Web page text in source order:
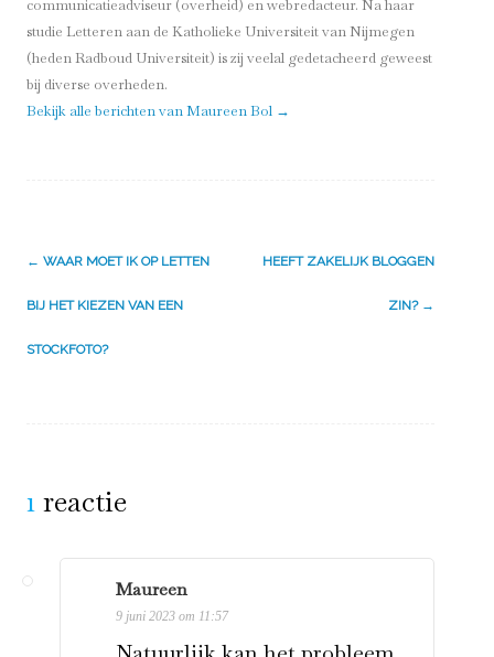
communicatieadviseur (overheid) en webredacteur. Na haar
studie Letteren aan de Katholieke Universiteit van Nijmegen
(heden Radboud Universiteit) is zij veelal gedetacheerd geweest
bij diverse overheden.
Bekijk alle berichten van Maureen Bol →
Berichtnavigatie
← WAAR MOET IK OP LETTEN
BIJ HET KIEZEN VAN EEN
STOCKFOTO?
HEEFT ZAKELIJK BLOGGEN
ZIN? →
1 reactie
Maureen
9 juni 2023 om 11:57